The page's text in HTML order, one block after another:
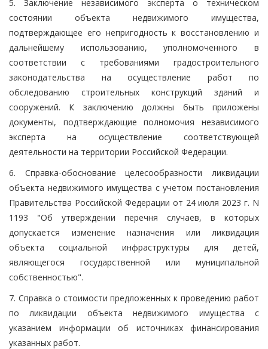
5. Заключение независимого эксперта о техническом
состоянии объекта недвижимого имущества,
подтверждающее его непригодность к восстановлению и
дальнейшему использованию, уполномоченного в
соответствии с требованиями градостроительного
законодательства на осуществление работ по
обследованию строительных конструкций зданий и
сооружений. К заключению должны быть приложены
документы, подтверждающие полномочия независимого
эксперта на осуществление соответствующей
деятельности на территории Российской Федерации.
6. Справка-обоснование целесообразности ликвидации
объекта недвижимого имущества с учетом постановления
Правительства Российской Федерации от 24 июля 2023 г. N
1193 "Об утверждении перечня случаев, в которых
допускается изменение назначения или ликвидация
объекта социальной инфраструктуры для детей,
являющегося государственной или муниципальной
собственностью".
7. Справка о стоимости предложенных к проведению работ
по ликвидации объекта недвижимого имущества с
указанием информации об источниках финансирования
указанных работ.